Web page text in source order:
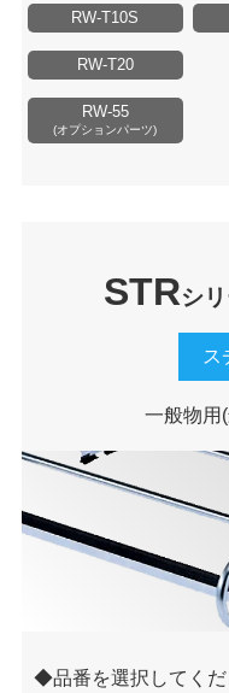
RW-T10S
RW-T20
RW-55
(オプションパーツ)
STRシ
ス
一般物用
品番を選択してくだ